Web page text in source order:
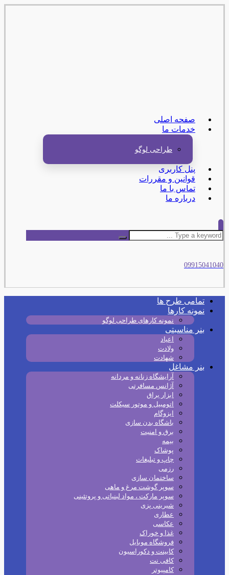
صفحه اصلی
خدمات ما
طراحی لوگو
پنل کاربری
قوانین و مقررات
تماس با ما
درباره ما
09915041040
تمامی طرح‌ ها
نمونه کارها
نمونه کارهای طراحی لوگو
بنر مناسبتی
اعیاد
ولادت
شهادت
بنر مشاغل
آرایشگاه زنانه و مردانه
آژانس مسافرتی
ابزار یراق
اتومبیل و موتور سیکلت
ایزوگام
باشگاه بدن سازی
برق و امنیت
بیمه
پوشاک
چاپ و تبلیغات
رزمی
ساختمان سازی
سوپر گوشت مرغ و ماهی
سوپر مارکت ، مواد لبنیاتی و پروتئینی
شیرینی پزی
عطاری
عکاسی
غذا و خوراک
فروشگاه موبایل
کابینت و دکوراسیون
کافی نت
کامپیوتر